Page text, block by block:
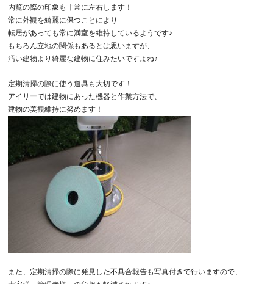
内覧の際の印象も非常に左右します！
常に外観を綺麗に保つことにより
転居があっても常に満室を維持しているようです♪
もちろん立地の関係もあるとは思いますが、
汚い建物より綺麗な建物に住みたいですよね♪
定期清掃の際に使う道具も大切です！
アイリーでは建物にあった機器と作業方法で、
建物の美観維持に努めます！
また、定期清掃の際に発見した不具合報告も写真付きで行いますので、